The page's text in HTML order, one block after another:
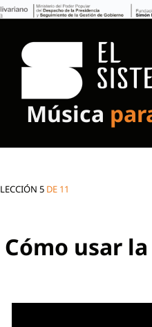
Música
LECCIÓN 5 DE 11
Cómo usar